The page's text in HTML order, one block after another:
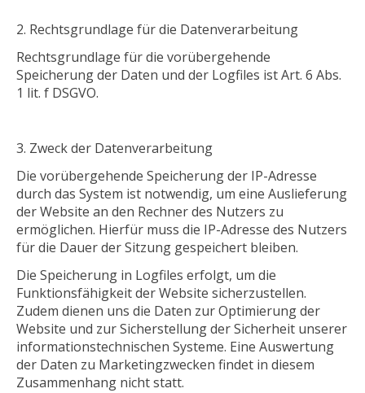
Rechtsgrundlage für die Datenverarbeitung
Rechtsgrundlage für die vorübergehende
Speicherung der Daten und der Logfiles ist Art. 6 Abs.
1 lit. f DSGVO.
Zweck der Datenverarbeitung
Die vorübergehende Speicherung der IP-Adresse
durch das System ist notwendig, um eine Auslieferung
der Website an den Rechner des Nutzers zu
ermöglichen. Hierfür muss die IP-Adresse des Nutzers
für die Dauer der Sitzung gespeichert bleiben.
Die Speicherung in Logfiles erfolgt, um die
Funktionsfähigkeit der Website sicherzustellen.
Zudem dienen uns die Daten zur Optimierung der
Website und zur Sicherstellung der Sicherheit unserer
informationstechnischen Systeme. Eine Auswertung
der Daten zu Marketingzwecken findet in diesem
Zusammenhang nicht statt.